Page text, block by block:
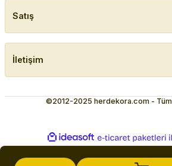
Satış
İletişim
©2012-2025 herdekora.com - Tüm
ideasoft
e-